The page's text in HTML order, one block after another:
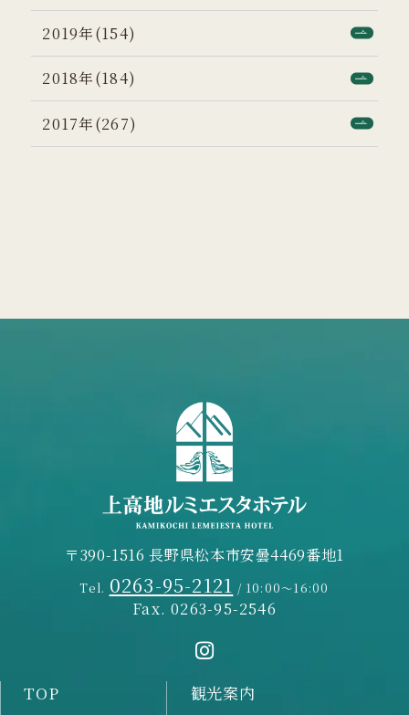
2019年(154)
2018年(184)
2017年(267)
〒390-1516 長野県松本市安曇4469番地1
Tel. 0263-95-2121 / 10:00～16:00
Fax. 0263-95-2546
TOP
観光案内